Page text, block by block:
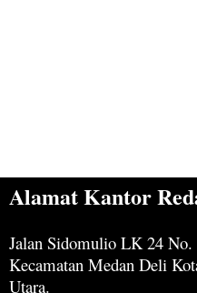
Alamat Kantor
Jalan Sidomulio LK 24
Kecamatan Medan Deli
Utara.